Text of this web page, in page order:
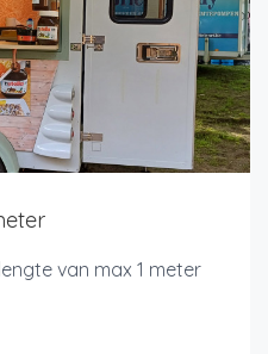
van max 1 meter